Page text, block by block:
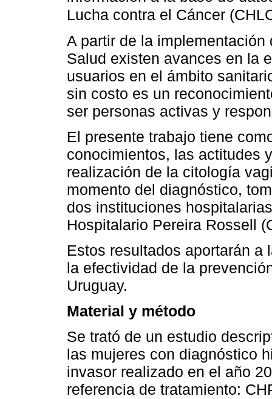
Lucha contra el Cáncer
A partir de la
Salud existen avances en la
usuarios en el ámbito
sin costo es un
ser personas activas y
El presente trabajo tiene
conocimientos, las actitudes
realización de la citología
momento del diagnóstico,
dos instituciones
Hospitalario Pereira Rossell
Estos resultados aportarán a
la efectividad de la
Uruguay.
Material y método
Se trató de un estudio
las mujeres con diagnóstico
invasor realizado en el año
referencia de tratamiento: